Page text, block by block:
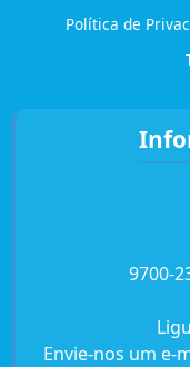
Política de
9700-
Envie-nos um e-